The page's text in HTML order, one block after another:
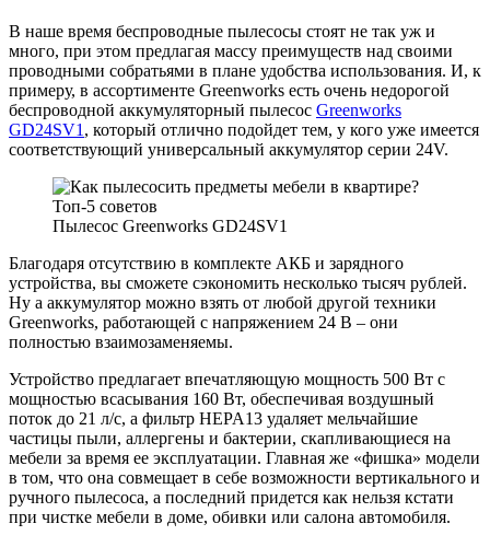
В наше время беспроводные пылесосы стоят не так уж и
много, при этом предлагая массу преимуществ над своими
проводными собратьями в плане удобства использования. И, к
примеру, в ассортименте Greenworks есть очень недорогой
беспроводной аккумуляторный пылесос Greenworks
GD24SV1 , который отлично подойдет тем, у кого уже имеется
соответствующий универсальный аккумулятор серии 24V.
Пылесос Greenworks GD24SV1
Благодаря отсутствию в комплекте АКБ и зарядного
устройства, вы сможете сэкономить несколько тысяч рублей.
Ну а аккумулятор можно взять от любой другой техники
Greenworks, работающей с напряжением 24 В – они
полностью взаимозаменяемы.
Устройство предлагает впечатляющую мощность 500 Вт с
мощностью всасывания 160 Вт, обеспечивая воздушный
поток до 21 л/с, а фильтр HEPA13 удаляет мельчайшие
частицы пыли, аллергены и бактерии, скапливающиеся на
мебели за время ее эксплуатации. Главная же «фишка» модели
в том, что она совмещает в себе возможности вертикального и
ручного пылесоса, а последний придется как нельзя кстати
при чистке мебели в доме, обивки или салона автомобиля.